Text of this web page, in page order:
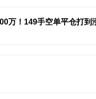
万！149手空单平仓打到